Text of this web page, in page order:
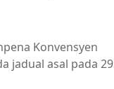
Konvensyen
jadual asal pada 29